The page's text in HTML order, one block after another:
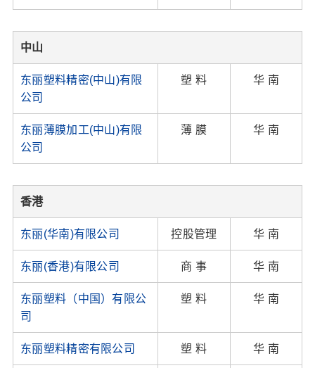
中山
东丽塑料精密(中山)有限
公司
塑 料 华 南
东丽薄膜加工(中山)有限
公司
薄 膜 华 南
香港
东丽(华南)有限公司 控股管理 华 南
东丽(香港)有限公司 商 事 华 南
东丽塑料（中国）有限公
司
塑 料 华 南
东丽塑料精密有限公司 塑 料 华 南